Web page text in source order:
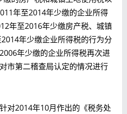
年至2014年少缴的企业所得
年至2016年少缴房产税、城镇
年少缴企业所得税的行为分
年少缴的企业所得税再次进
市第二稽查局认定的情况进行
对2014年10月作出的《税务处